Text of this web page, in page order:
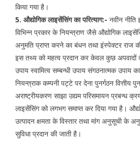
किया गया है।
5. औद्योगिक लाइसेंसिंग का परित्याग:- नवीन नीति
विभिन्न प्रकार के नियन्त्राण जैसे औद्योगिक
अनुमति प्राप्त करने का बंधन तथा इंस्पेक्टर राज की
इस तथ्य को महत्व प्रदान कर केवल कुछ
उपाय स्वामित्व सम्बन्धी उपाय संगठनात्मक उपाय
नियन्त्राक कम्पनी पट्टे पर देना पुनर्गठन वित्तीय
अराष्ट्रीयकरण साझा उद्यम परिसमायन प्रबन्ध
लाइसेंसिंग को लगभग समाप्त कर दिया गया है।
उत्पादन क्षमता के विस्तार तथा मांग अनुसूची के
सुविधा प्रदान की जाती है।